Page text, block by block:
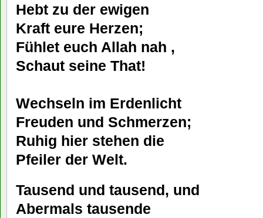
Hebt zu der ewigen
Kraft eure Herzen;
Fühlet euch Allah nah ,
Schaut seine That!
Wechseln im Erdenlicht
Freuden und Schmerzen;
Ruhig hier stehen die
Pfeiler der Welt.
Tausend und tausend, und
Abermals tausende